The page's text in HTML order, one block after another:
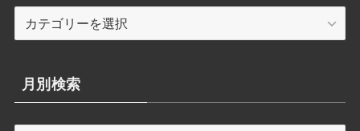
テ
リ
ー
月別検索